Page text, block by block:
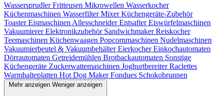
WassersprudlerFritteusen Mikrowellen Wasserkocher
Küchenmaschinen WasserfilterMixerKüchengeräte-Zubehör
ToasterEismaschinen AllesschneiderEntsafterEiswürfelmaschinen
VakuumiererElektronikzubehör SandwichmakerReiskocher
Teemaschinen Küchenwaagen Popcornmaschinen Nudelmaschinen
Vakuumierbeutel & VakuumbehälterEierkocherEinkochautomaten
Dörrautomaten Getreidemühlen Brotbackautomaten Sonstige
Küchengeräte Zuckerwattemaschinen JoghurtbereiterRaclettes
Warmhalteplatten Hot Dog MakerFondues Schokobrunnen
Mehr anzeigen Weniger anzeigen